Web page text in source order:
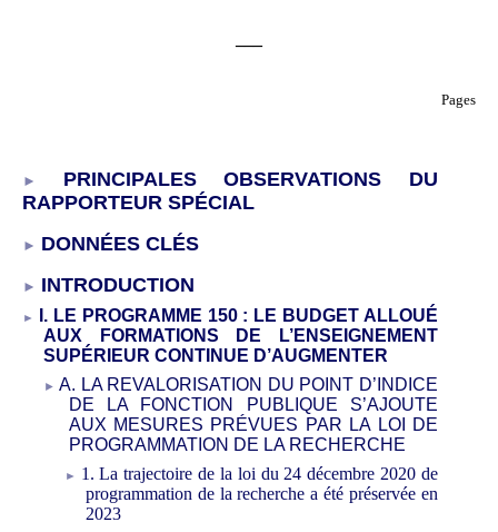
Pages
PRINCIPALES OBSERVATIONS DU
RAPPORTEUR SPÉCIAL
DONNÉES CLÉS
INTRODUCTION
I. LE PROGRAMME 150 : LE BUDGET ALLOUÉ
AUX FORMATIONS DE L’ENSEIGNEMENT
SUPÉRIEUR CONTINUE D’AUGMENTER
A. LA REVALORISATION DU POINT D’INDICE
DE LA FONCTION PUBLIQUE S’AJOUTE
AUX MESURES PRÉVUES PAR LA LOI DE
PROGRAMMATION DE LA RECHERCHE
1. La trajectoire de la loi du 24 décembre 2020 de
programmation de la recherche a été préservée en
2023